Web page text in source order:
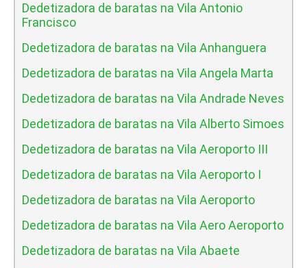
Dedetizadora de baratas na Vila Antonio
Francisco
Dedetizadora de baratas na Vila Anhanguera
Dedetizadora de baratas na Vila Angela Marta
Dedetizadora de baratas na Vila Andrade Neves
Dedetizadora de baratas na Vila Alberto Simoes
Dedetizadora de baratas na Vila Aeroporto III
Dedetizadora de baratas na Vila Aeroporto I
Dedetizadora de baratas na Vila Aeroporto
Dedetizadora de baratas na Vila Aero Aeroporto
Dedetizadora de baratas na Vila Abaete